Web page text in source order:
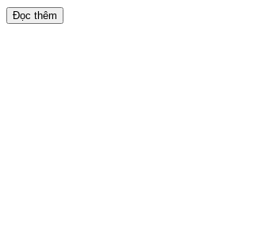
Đọc thêm